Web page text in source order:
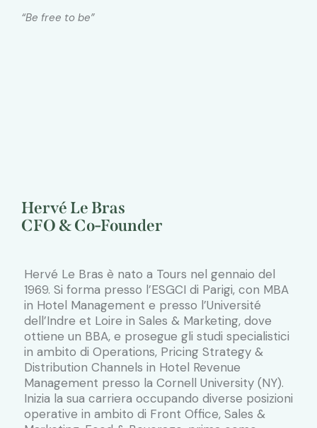
“Be free to be”
Hervé Le Bras
CFO & Co-Founder
Hervé Le Bras è nato a Tours nel gennaio del
1969. Si forma presso l’ESGCI di Parigi, con MBA
in Hotel Management e presso l’Université
dell’Indre et Loire in Sales & Marketing, dove
ottiene un BBA, e prosegue gli studi specialistici
in ambito di Operations, Pricing Strategy &
Distribution Channels in Hotel Revenue
Management presso la Cornell University (NY).
Inizia la sua carriera occupando diverse posizioni
operative in ambito di Front Office, Sales &